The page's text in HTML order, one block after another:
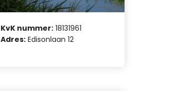
KvK nummer: 18131961
Adres: Edisonlaan 12